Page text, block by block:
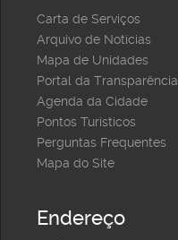
Carta de Serviços
Arquivo de Notícias
Mapa de Unidades
Portal da Transparência
Agenda da Cidade
Pontos Turísticos
Perguntas Frequentes
Mapa do Site
Endereço